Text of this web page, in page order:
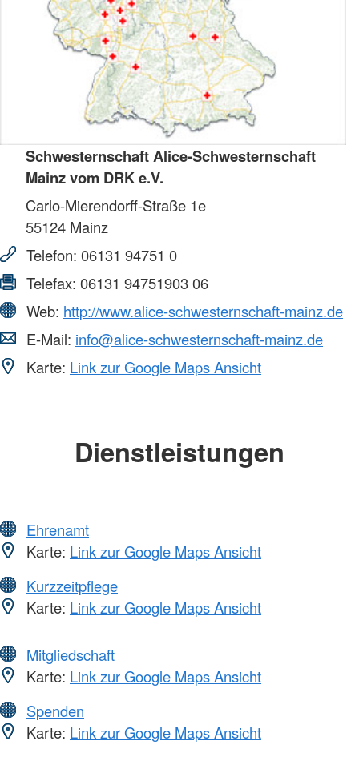
Schwesternschaft Alice-Schwesternschaft
Mainz vom DRK e.V.
Carlo-Mierendorff-Straße 1e
55124 Mainz
Telefon: 06131 94751 0
Telefax: 06131 94751903 06
Web: http://www.alice-schwesternschaft-mainz.de
E-Mail: info@alice-schwesternschaft-mainz.de
Karte: Link zur Google Maps Ansicht
Dienstleistungen
Ehrenamt
Karte: Link zur Google Maps Ansicht
Kurzzeitpflege
Karte: Link zur Google Maps Ansicht
Mitgliedschaft
Karte: Link zur Google Maps Ansicht
Spenden
Karte: Link zur Google Maps Ansicht